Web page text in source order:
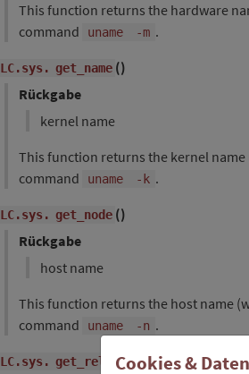
This function returns the hardware
command
uname -m .
LC.sys. get_name ()
Rückgabe
kernel name
This function returns the kernel name
command
uname -k .
LC.sys. get_node ()
Rückgabe
host name
This function returns the host name
command
uname -n .
LC.sys. get_release()
Cookies &